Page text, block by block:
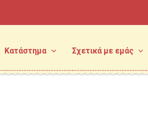
Κατάστημα Σχετικά με εμάς